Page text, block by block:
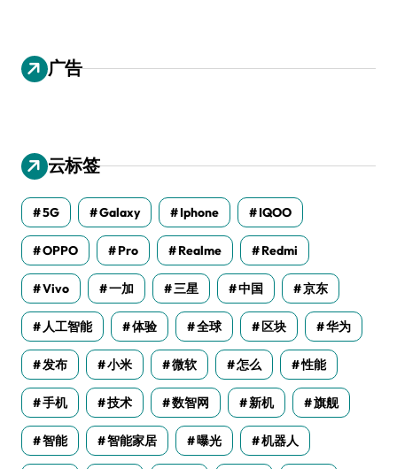
广告
云标签
5G Galaxy Iphone IQOO
OPPO Pro Realme Redmi
Vivo 一加 三星 中国 京东
人工智能 体验 全球 区块 华为
发布 小米 微软 怎么 性能
手机 技术 数智网 新机 旗舰
智能 智能家居 曝光 机器人